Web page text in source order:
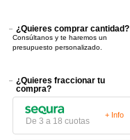
¿Quieres comprar cantidad?
Consúltanos y te haremos un
presupuesto personalizado.
¿Quieres fraccionar tu
compra?
De 3 a 18 cuotas
+ Info